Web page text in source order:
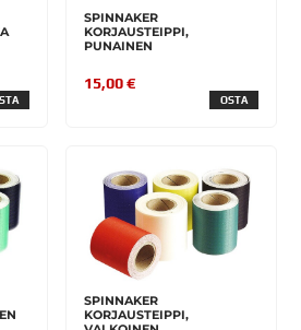
SPINNAKER
KORJAUSTEIPPI,
PUNAINEN
15,00 €
OSTA
SPINNAKER
KORJAUSTEIPPI,